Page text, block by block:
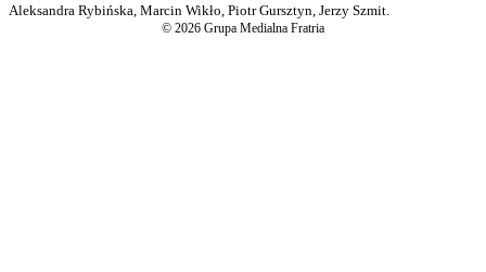
Aleksandra Rybińska, Marcin Wikło, Piotr Gursztyn, Jerzy Szmit.
© 2026 Grupa Medialna Fratria